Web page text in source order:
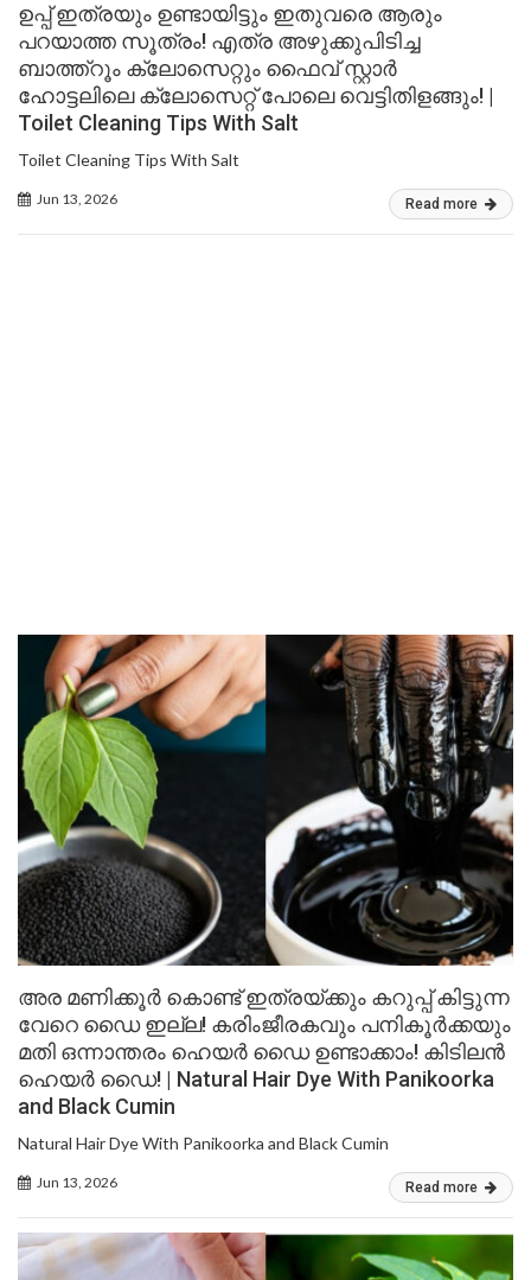
ഉപ്പ് ഇത്രയും ഉണ്ടായിട്ടും ഇതുവരെ ആരും
പറയാത്ത സൂത്രം! എത്ര അഴുക്കുപിടിച്ച
ബാത്ത്റൂം ക്ലോസെറ്റും ഫൈവ് സ്റ്റാർ
ഹോട്ടലിലെ ക്ലോസെറ്റ് പോലെ വെട്ടിതിളങ്ങും! |
Toilet Cleaning Tips With Salt
Toilet Cleaning Tips With Salt
Jun 13, 2026 Read more
അര മണിക്കൂർ കൊണ്ട് ഇത്രയ്ക്കും കറുപ്പ് കിട്ടുന്ന
വേറെ ഡൈ ഇല്ല! കരിംജീരകവും പനികൂർക്കയും
മതി ഒന്നാന്തരം ഹെയർ ഡൈ ഉണ്ടാക്കാം! കിടിലൻ
ഹെയർ ഡൈ! | Natural Hair Dye With Panikoorka
and Black Cumin
Natural Hair Dye With Panikoorka and Black Cumin
Jun 13, 2026 Read more